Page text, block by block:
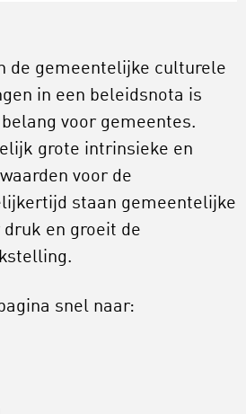
de gemeentelijke culturele
in een beleidsnota is
voor gemeentes.
grote intrinsieke en
voor de
staan gemeentelijke
en groeit de
snel naar: